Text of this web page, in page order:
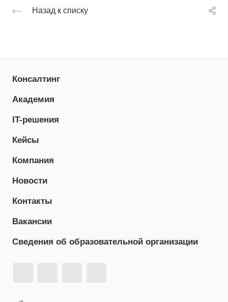
Назад к списку
Консалтинг
Академия
IT-решения
Кейсы
Компания
Новости
Контакты
Вакансии
Сведения об образовательной организации